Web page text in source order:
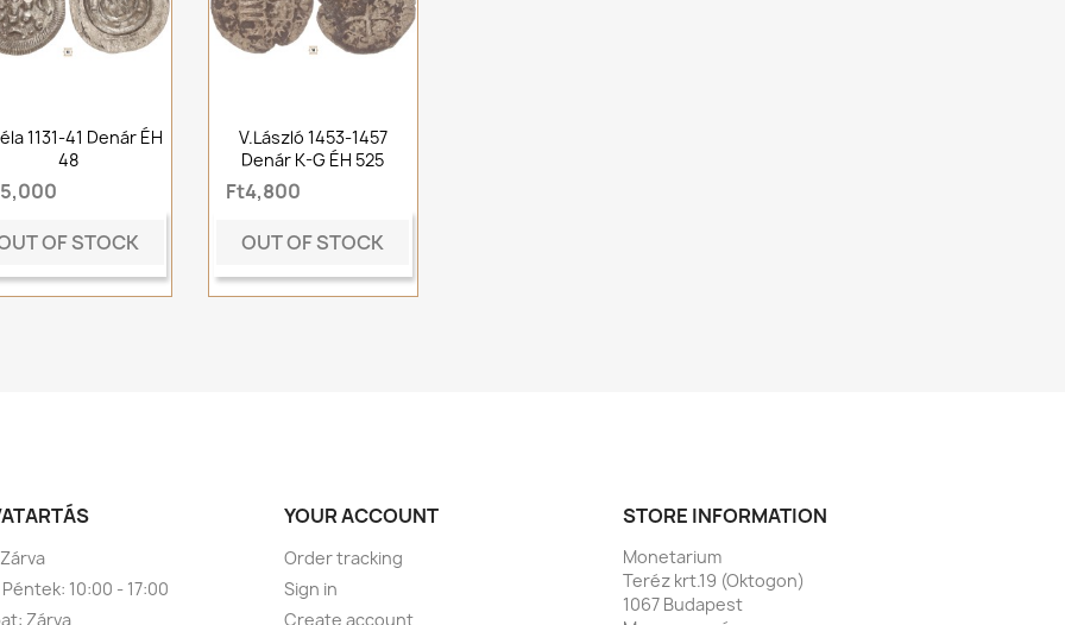
1131-41 Denár ÉH
48
OF STOCK
V.László 1453-1457
Denár K-G ÉH 525
Ft4,800
OUT OF STOCK
10:00 - 17:00
Zárva
YOUR ACCOUNT
Order tracking
Sign in
Create account
STORE INFORMATION
Monetarium
Teréz krt.19 (Oktogon)
1067 Budapest